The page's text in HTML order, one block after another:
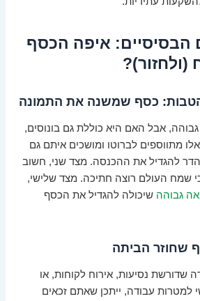
הבסיסיים: איפה הכסף
(ולחזור)?
כסף שמשנה את התמונה
אבל האם היא כוללת גם בונוסים,
מתווספים לברוטו ומושכים איתם גם
להגדיל את ההכנסה. מצד שני, חשוב
שמח העולם רוצה חתיכה. מצד שלישי,
גבוהה שיכולה להגדיל את הכסף
שחוזר הביתה
שדורשת נסיעות, אירוח לקוחות, או
למטרות עבודה, ייתכן שאתם זכאים